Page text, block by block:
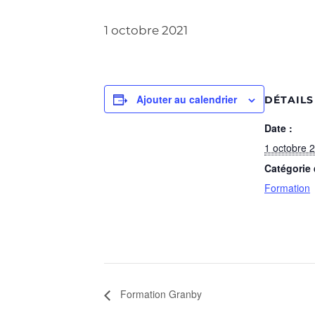
1 octobre 2021
Ajouter au calendrier DÉTAILS
Date :
1 octobre
Catégorie
Formation
Formation Granby